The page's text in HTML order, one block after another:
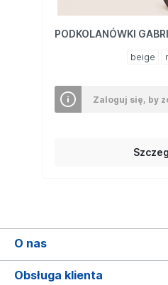
PODKOLANÓWKI
beige
Zaloguj się, by
O nas
Obsługa klienta